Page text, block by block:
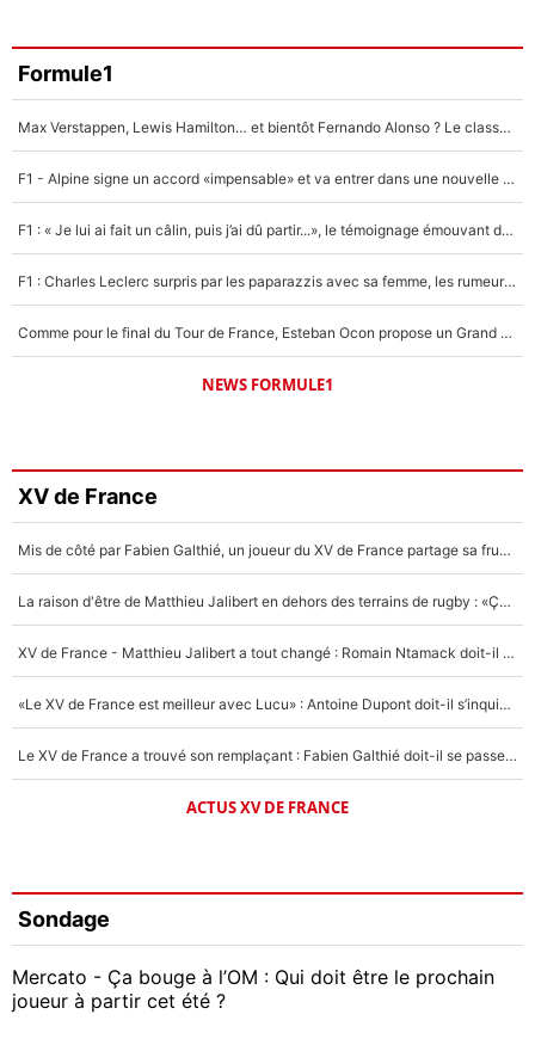
Formule1
Max Verstappen, Lewis Hamilton… et bientôt Fernando Alonso ? Le classement des pilotes les mieux payés en Formule 1 risque de changer !
F1 - Alpine signe un accord «impensable» et va entrer dans une nouvelle dimension : Grande nouvelle pour Pierre Gasly !
F1 : « Je lui ai fait un câlin, puis j’ai dû partir...», le témoignage émouvant de Max Verstappen sur sa fille
F1 : Charles Leclerc surpris par les paparazzis avec sa femme, les rumeurs étaient vraies !
Comme pour le final du Tour de France, Esteban Ocon propose un Grand Prix de Formule 1 à Paris : «Autour de l’Arc de Triomphe, ce serait génial» !
NEWS FORMULE1
XV de France
Mis de côté par Fabien Galthié, un joueur du XV de France partage sa frustration : «ils ne me l’ont pas dit tout de suite»
La raison d'être de Matthieu Jalibert en dehors des terrains de rugby : «Ça m'atteint autant que si tu touches à un membre de ma famille»
XV de France - Matthieu Jalibert a tout changé : Romain Ntamack doit-il s’inquiéter pour sa place à un an de la Coupe du monde ?
«Le XV de France est meilleur avec Lucu» : Antoine Dupont doit-il s’inquiéter pour sa place ?
Le XV de France a trouvé son remplaçant : Fabien Galthié doit-il se passer d'Antoine Dupont ?
ACTUS XV DE FRANCE
Sondage
Mercato - Ça bouge à l’OM : Qui doit être le prochain
joueur à partir cet été ?